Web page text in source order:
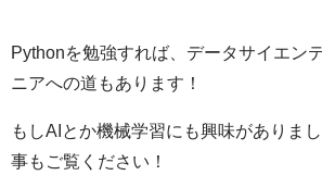
Pythonを勉強すれば、データサイエン
ニアへの道もあります！
もしAIとか機械学習にも興味がありま
事もご覧ください！